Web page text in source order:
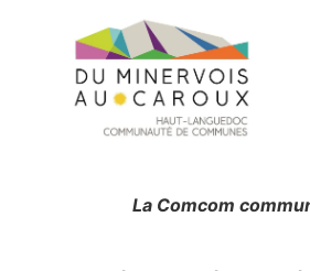
La Comcom